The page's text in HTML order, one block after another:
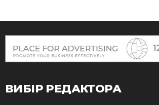
ВИБІР РЕДАКТОРА